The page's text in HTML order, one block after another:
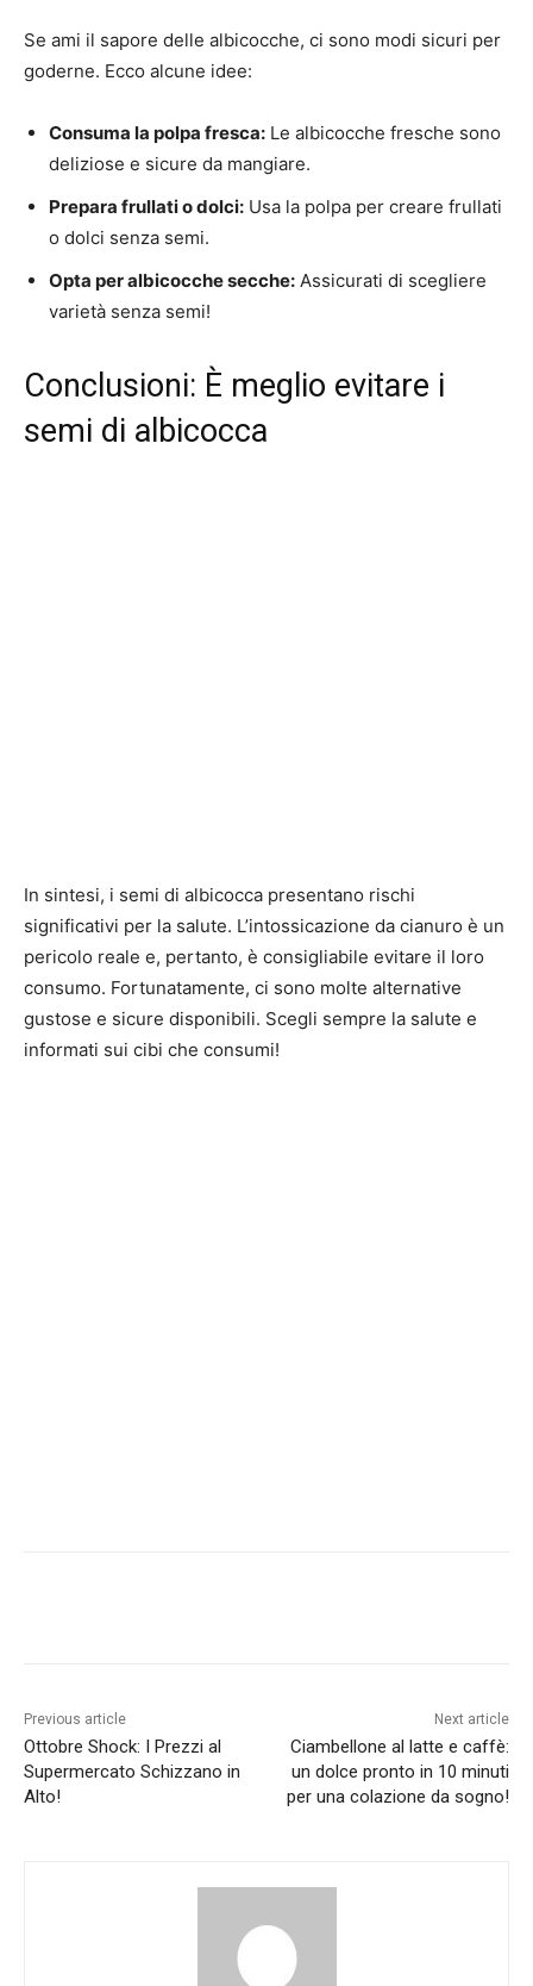
Se ami il sapore delle albicocche, ci sono modi sicuri per
goderne. Ecco alcune idee:
Consuma la polpa fresca: Le albicocche fresche sono
deliziose e sicure da mangiare.
Prepara frullati o dolci: Usa la polpa per creare frullati
o dolci senza semi.
Opta per albicocche secche: Assicurati di scegliere
varietà senza semi!
Conclusioni: È meglio evitare i
semi di albicocca
In sintesi, i semi di albicocca presentano rischi
significativi per la salute. L’intossicazione da cianuro è un
pericolo reale e, pertanto, è consigliabile evitare il loro
consumo. Fortunatamente, ci sono molte alternative
gustose e sicure disponibili. Scegli sempre la salute e
informati sui cibi che consumi!
Previous article
Ottobre Shock: I Prezzi al
Supermercato Schizzano in
Alto!
Next article
Ciambellone al latte e caffè:
un dolce pronto in 10 minuti
per una colazione da sogno!